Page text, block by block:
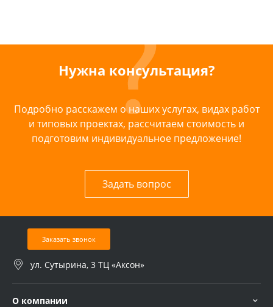
Нужна консультация?
Подробно расскажем о наших услугах, видах работ
и типовых проектах, рассчитаем стоимость и
подготовим индивидуальное предложение!
Задать вопрос
Заказать звонок
ул. Сутырина, 3 ТЦ «Аксон»
О компании